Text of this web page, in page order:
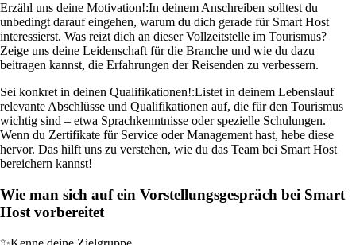
Erzähl uns deine Motivation!:In deinem Anschreiben solltest du
unbedingt darauf eingehen, warum du dich gerade für Smart Host
interessierst. Was reizt dich an dieser Vollzeitstelle im Tourismus?
Zeige uns deine Leidenschaft für die Branche und wie du dazu
beitragen kannst, die Erfahrungen der Reisenden zu verbessern.
Sei konkret in deinen Qualifikationen!:Listet in deinem Lebenslauf
relevante Abschlüsse und Qualifikationen auf, die für den Tourismus
wichtig sind – etwa Sprachkenntnisse oder spezielle Schulungen.
Wenn du Zertifikate für Service oder Management hast, hebe diese
hervor. Das hilft uns zu verstehen, wie du das Team bei Smart Host
bereichern kannst!
Wie man sich auf ein Vorstellungsgespräch bei Smart
Host vorbereitet